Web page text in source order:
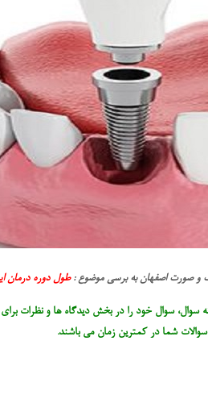
و صورت اصفهان به برسی موضوع :طول دوره درمان
سوال، سوال خود را در بخش دیدگاه ها و نظرات
شما در کمترین زمان می باشند.